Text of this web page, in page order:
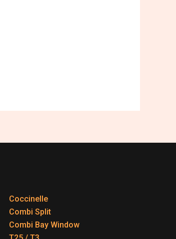
Coccinelle
Combi Split
Combi Bay Window